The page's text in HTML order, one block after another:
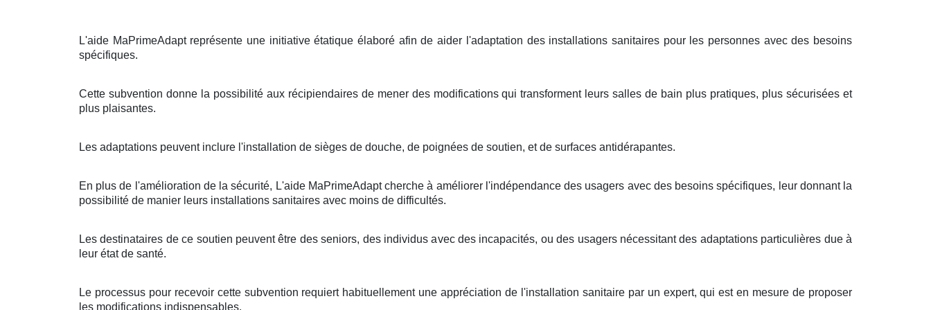
L'aide MaPrimeAdapt représente une initiative étatique élaboré afin de aider l'adaptation des installations sanitaires pour les personnes avec des besoins
spécifiques.
Cette subvention donne la possibilité aux récipiendaires de mener des modifications qui transforment leurs salles de bain plus pratiques, plus sécurisées et
plus plaisantes.
Les adaptations peuvent inclure l'installation de sièges de douche, de poignées de soutien, et de surfaces antidérapantes.
En plus de l'amélioration de la sécurité, L'aide MaPrimeAdapt cherche à améliorer l'indépendance des usagers avec des besoins spécifiques, leur donnant la
possibilité de manier leurs installations sanitaires avec moins de difficultés.
Les destinataires de ce soutien peuvent être des seniors, des individus avec des incapacités, ou des usagers nécessitant des adaptations particulières due à
leur état de santé.
Le processus pour recevoir cette subvention requiert habituellement une appréciation de l'installation sanitaire par un expert, qui est en mesure de proposer
les modifications indispensables.